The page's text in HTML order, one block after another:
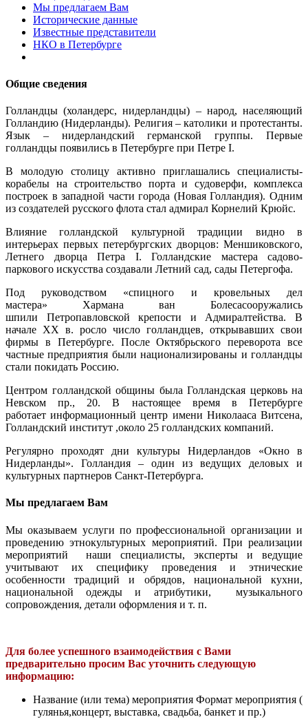
Мы предлагаем Вам
Исторические данные
Известные представители
НКО в Петербурге
Общие сведения
Голландцы (холандерс, нидерландцы) – народ, населяющий
Голландию (Нидерланды). Религия – католики и протестанты.
Язык – нидерландский германской группы. Первые
голландцы появились в Петербурге при Петре I.
В молодую столицу активно приглашались специалисты-
корабелы на строительство порта и судоверфи, комплекса
построек в западной части города (Новая Голландия). Одним
из создателей русского флота стал адмирал Корнелий Крюйc.
Влияние голландской культурной традиции видно в
интерьерах первых петербургских дворцов: Меншиковского,
Летнего дворца Петра I. Голландские мастера садово-
паркового искусства создавали Летний сад, сады Петергофа.
Под руководством «спицного и кровельных дел
мастера» Хармана ван Болесасооружались
шпили Петропавловской крепости и Адмиралтейства. В
начале XX в. росло число голландцев, открывавших свои
фирмы в Петербурге. После Октябрьского переворота все
частные предприятия были национализированы и голландцы
стали покидать Россию.
Центром голландской общины была Голландская церковь на
Невском пр., 20. В настоящее время в Петербурге
работает информационный центр имени Николааса Витсена,
Голландский институт ,около 25 голландских компаний.
Регулярно проходят дни культуры Нидерландов «Окно в
Нидерланды». Голландия – один из ведущих деловых и
культурных партнеров Санкт-Петербурга.
Мы предлагаем Вам
Мы оказываем услуги по профессиональной организации и
проведению этнокультурных мероприятий. При реализации
мероприятий наши специалисты, эксперты и ведущие
учитывают их специфику проведения и этнические
особенности традиций и обрядов, национальной кухни,
национальной одежды и атрибутики, музыкального
сопровождения, детали оформления и т. п.
Для более успешного взаимодействия с Вами
предварительно просим Вас уточнить следующую
информацию:
Название (или тема) мероприятия Формат мероприятия (
гулянья,концерт, выставка, свадьба, банкет и пр.)